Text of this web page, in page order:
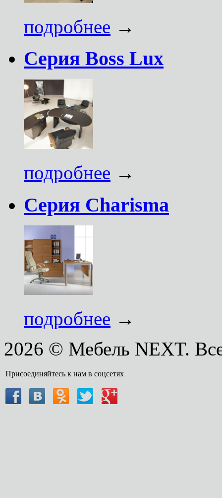
подробнее →
Серия Boss Lux
подробнее →
Серия Charisma
подробнее →
2026 © Мебель NEXT.
Присоединяйтесь к нам в соцсетях